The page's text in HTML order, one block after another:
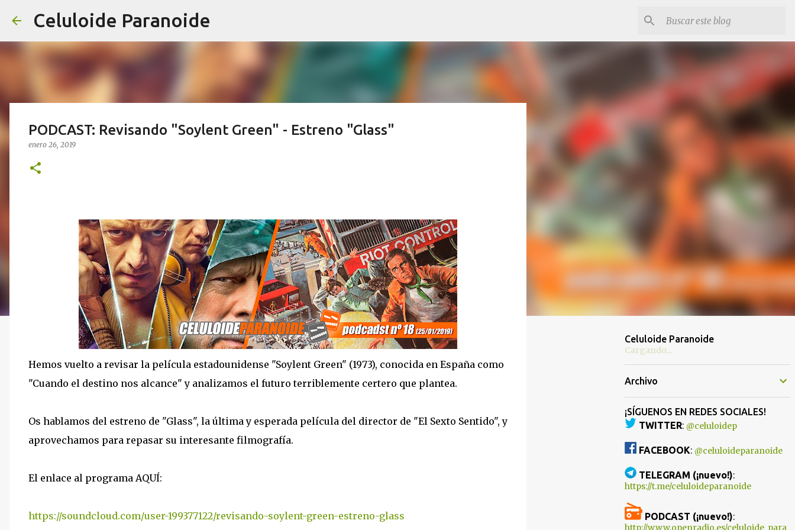
Celuloide Paranoide
PODCAST: Revisando "Soylent Green" - Estreno "Glass"
enero 26, 2019
Hemos vuelto a revisar la película estadounidense "Soylent Green" (1973), conocida en España como
"Cuando el destino nos alcance" y analizamos el futuro terriblemente certero que plantea.
Os hablamos del estreno de "Glass", la última y esperada película del director de "El Sexto Sentido", y
aprovechamos para repasar su interesante filmografía.
El enlace al programa AQUÍ:
https://soundcloud.com/user-199377122/revisando-soylent-green-estreno-glass
Celuloide Paranoide
Cargando...
Archivo
¡SÍGUENOS EN REDES SOCIALES!
TWITTER: @celuloidep
FACEBOOK: @celuloideparanoide
TELEGRAM (¡nuevo!):
https://t.me/celuloideparanoide
PODCAST (¡nuevo!):
http://www.openradio.es/celuloide_para